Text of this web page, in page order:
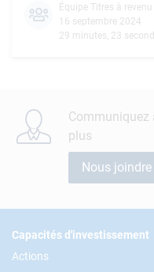
Équipe Titres à revenu
16 septembre 2024
29 minutes, 23
Communiquez
plus
Nous joindre
Footer
Capacités d'investissement
Actions